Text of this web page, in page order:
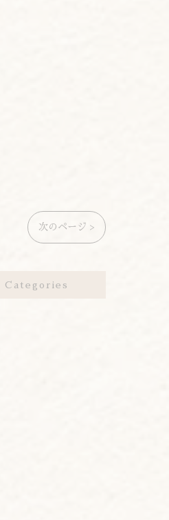
次のページ >
Categories